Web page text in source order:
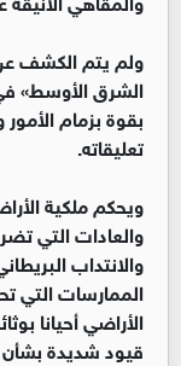
ولم يتم الكشف عن
الشرق الأوسط»
بقوة بزمام
تعليقاته.
ويحكم ملكية
والعادات التي
والانتداب
الممارسات التي
الأراضي أحيانا
قيود شديدة بشأن